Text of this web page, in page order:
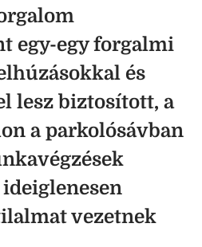
egy-egy forgalmi
és
lesz biztosított, a
a parkolósávban
vezetnek